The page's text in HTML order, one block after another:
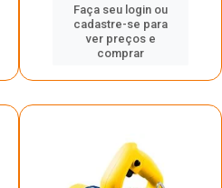
Faça seu login ou
cadastre-se para
ver preços e
comprar